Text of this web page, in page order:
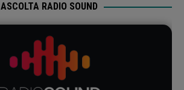
ASCOLTA RADIO SOUND